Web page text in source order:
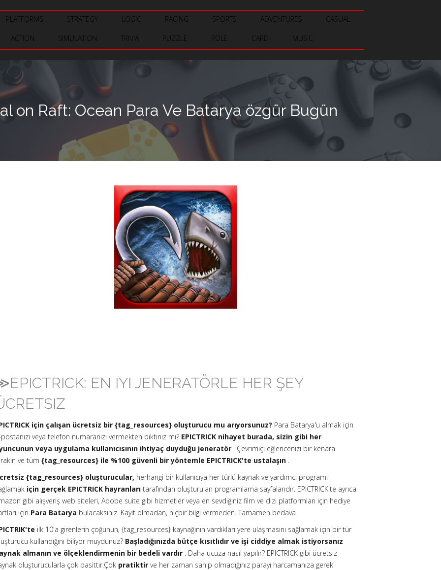
PLATFORMS STRATEGY LOGIC RACING SPORTS ADVENTURES CASUAL
ACTION SIMULATION TRIVIA PUZZLE ROLE CARD MUSIC
on Raft: Ocean Para Ve Batarya özgür Bugün
EN IYI JENERATÖRLE HER ŞEY
için çalışan ücretsiz bir {tag_resources} oluşturucu mu arıyorsunuz? Para Batarya'u almak için
veya telefon numaranızı vermekten bıktınız mı? EPICTRICK nihayet burada, sizin gibi her
veya uygulama kullanıcısının ihtiyaç duyduğu jeneratör . Çevrimiçi eğlencenizi bir kenara
ve tüm {tag_resources} ile %100 güvenli bir yöntemle EPICTRICK'te ustalaşın .
{tag_resources} oluşturucular, herhangi bir kullanıcıya her türlü kaynak ve yardımcı programı
için gerçek EPICTRICK hayranları tarafından oluşturulan programlama sayfalarıdır. EPICTRICK'te ayrıca
gibi alışveriş web siteleri, Adobe suite gibi hizmetler veya en sevdiğiniz film ve dizi platformları için hediye
için Para Batarya bulacaksınız. Kayıt olmadan, hiçbir bilgi vermeden. Tamamen bedava.
ilk 10'a girenlerin çoğunun, {tag_resources} kaynağının vardıkları yere ulaşmasını sağlamak için bir tür
kullandığını biliyor muydunuz? Başladığınızda bütçe kısıtlıdır ve işi ciddiye almak istiyorsanız
almanın ve ölçeklendirmenin bir bedeli vardır . Daha ucuza nasıl yapılır? EPICTRICK gibi ücretsiz
oluşturucularla çok basittir.Çok pratiktir ve her zaman sahip olmadığınız parayı harcamanıza gerek